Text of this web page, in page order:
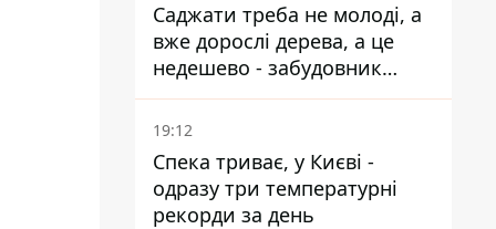
Саджати треба не молоді, а
вже дорослі дерева, а це
недешево - забудовник
Ніконов
19:12
Спека триває, у Києві -
одразу три температурні
рекорди за день